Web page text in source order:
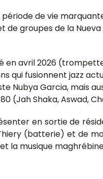
de vie
de groupes de la
en avril 2026
qui fusionnent jazz
Nubya Garcia, mais
(Jah Shaka, Aswad,
en sortie de
(batterie) et de
la musique